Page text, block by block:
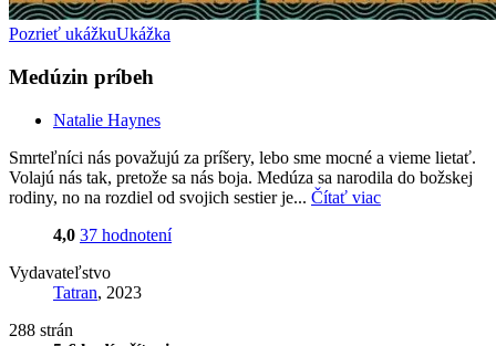
Pozrieť ukážkuUkážka
Medúzin príbeh
Natalie Haynes
Smrteľníci nás považujú za príšery, lebo sme mocné a vieme lietať.
Volajú nás tak, pretože sa nás boja. Medúza sa narodila do božskej
rodiny, no na rozdiel od svojich sestier je... Čítať viac
4,0 37 hodnotení
Vydavateľstvo
Tatran, 2023
288 strán